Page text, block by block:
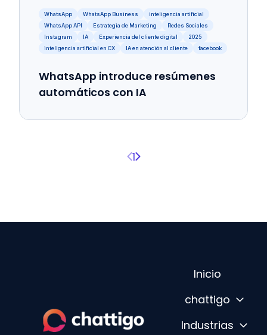
WhatsApp WhatsApp Business
inteligencia artificial
WhatsApp API
Estrategia de Marketing
Redes Sociales
Instagram
IA Experiencia del cliente digital
2025
inteligencia artificial en CX
IA en atención al cliente facebook
WhatsApp introduce resúmenes
automáticos con IA
Página anterior
1 Página siguiente
Inicio
chattigo
Industrias